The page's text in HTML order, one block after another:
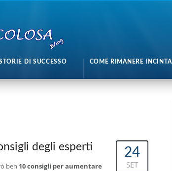
DI SUCCESSO COME RIMANERE INCINTA
degli esperti
ben 10 consigli per aumentare
24
SET